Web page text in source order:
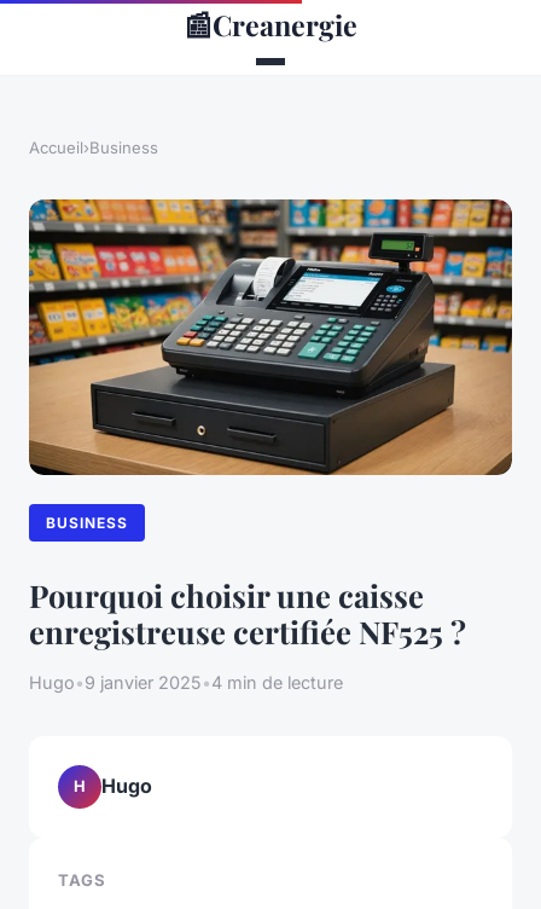
📰Creanergie
Accueil›Business
BUSINESS
Pourquoi choisir une caisse
enregistreuse certifiée NF525 ?
Hugo•9 janvier 2025•4 min de lecture
H Hugo
TAGS